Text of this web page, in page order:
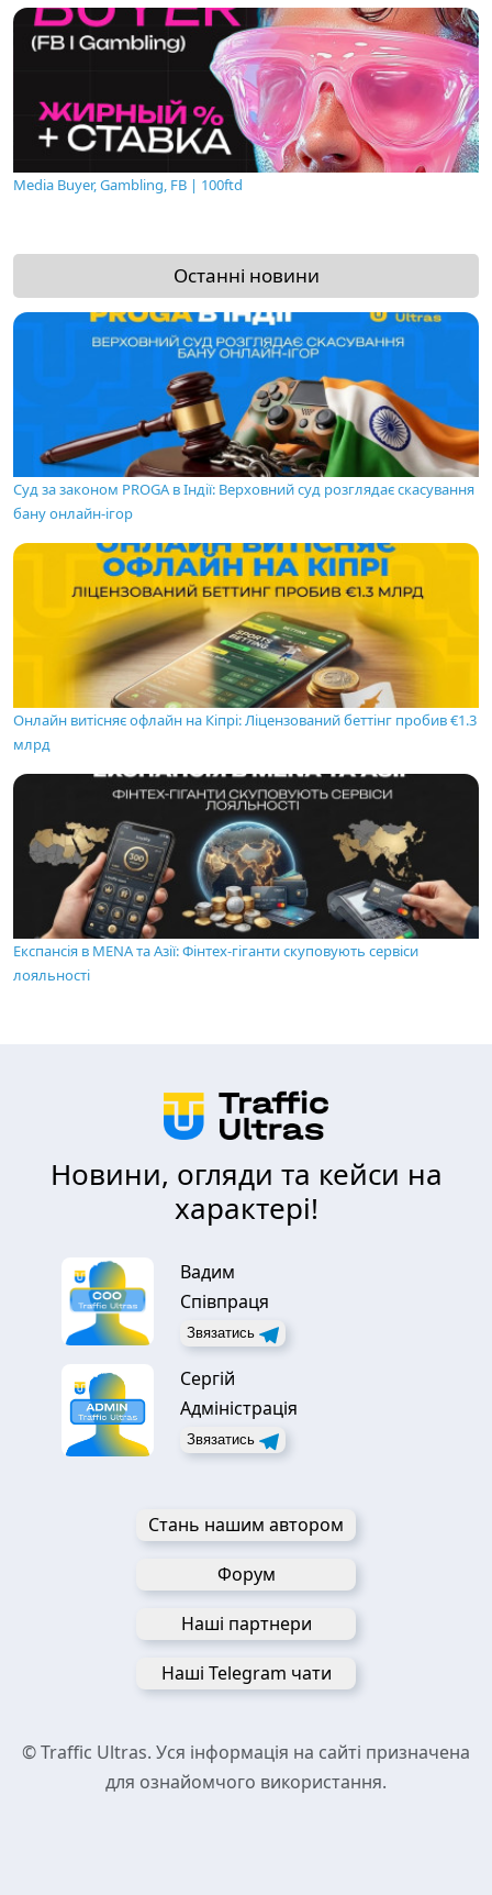
Media Buyer, Gambling, FB | 100ftd
Останні новини
Суд за законом PROGA в Індії: Верховний суд розглядає скасування
бану онлайн-ігор
Онлайн витісняє офлайн на Кіпрі: Ліцензований беттінг пробив €1.3
млрд
Експансія в MENA та Азії: Фінтех-гіганти скуповують сервіси
лояльності
Новини, огляди та кейси на
характері!
Вадим
Співпраця
Звязатись
Сергій
Адміністрація
Звязатись
Стань нашим автором
Форум
Наші партнери
Наші Telegram чати
© Traffic Ultras. Уся інформація на сайті призначена
для ознайомчого використання.